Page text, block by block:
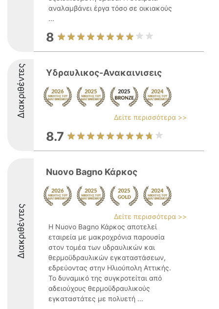
αναλαμβάνει έργα τόσο σε οικιακούς
...
8
Διακριθέντες Υδραυλικος-Ανακαινισεις
Δείτε περισσότερα >>
8.7
Διακριθέντες
Nuovo Bagno Κάρκος
Δείτε περισσότερα >>
Η Nuovo Bagno Κάρκος αποτελεί
εταιρεία με μακροχρόνια παρουσία
στον τομέα των υδραυλικών και
θερμοϋδραυλικών εγκαταστάσεων,
εδρεύοντας στην Ηλιούπολη Αττικής.
Το δυναμικό της συγκροτείται από
αδειούχους θερμοϋδραυλικούς
εγκαταστάτες με πολυετή ...